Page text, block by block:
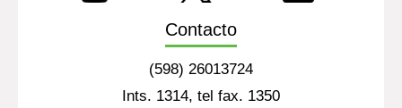
Contacto
(598) 26013724
Ints. 1314, tel fax. 1350